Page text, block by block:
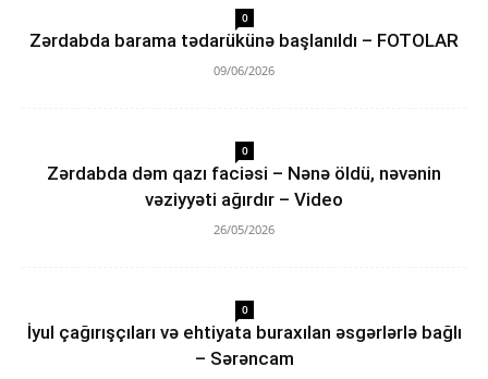
0
Zərdabda barama tədarükünə başlanıldı – FOTOLAR
09/06/2026
0
Zərdabda dəm qazı faciəsi – Nənə öldü, nəvənin
vəziyyəti ağırdır – Video
26/05/2026
0
İyul çağırışçıları və ehtiyata buraxılan əsgərlərlə bağlı
– Sərəncam